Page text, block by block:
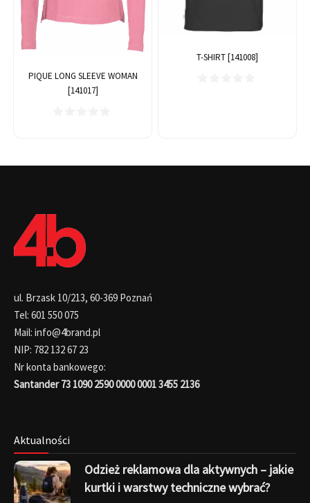
PIQUE LONG SLEEVE WOMAN
[141017]
T-SHIRT [141008]
ul. Brzask 10/213, 60-369 Poznań
Tel: 601 550 075
Mail: info@4brand.pl
NIP: 782 132 67 23
Nr konta bankowego:
Santander 73 1090 2590 0000 0001 3455 2136
Aktualności
Odzież reklamowa dla aktywnych – jakie
kurtki i warstwy techniczne wybrać?